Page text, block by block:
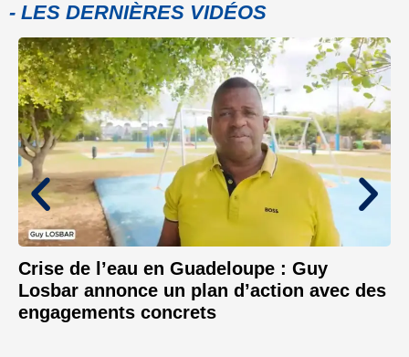
- LES DERNIÈRES VIDÉOS
Crise de l’eau en Guadeloupe : Guy
Losbar annonce un plan d’action avec des
engagements concrets